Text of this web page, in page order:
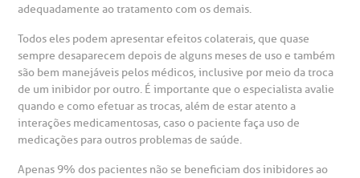
Clínica Medicina da Mulher
de Sangue
de órgãos
adequadamente ao tratamento com os demais.
Todos eles podem apresentar efeitos colaterais, que quase
sempre desaparecem depois de alguns meses de uso e também
são bem manejáveis pelos médicos, inclusive por meio da troca
de um inibidor por outro. É importante que o especialista avalie
quando e como efetuar as trocas, além de estar atento a
interações medicamentosas, caso o paciente faça uso de
medicações para outros problemas de saúde.
Apenas 9% dos pacientes não se beneficiam dos inibidores ao